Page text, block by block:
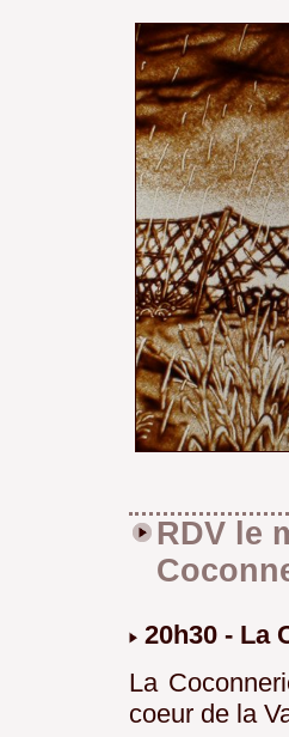
RDV le
20h30 - La
La
coeur de la